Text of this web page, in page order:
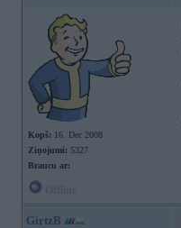
Kopš: 16. Dec 2008
Ziņojumi: 5327
Braucu ar:
GirtzB